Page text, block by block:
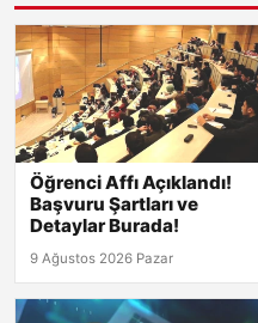
Öğrenci Affı Açıklandı!
Başvuru Şartları ve
Detaylar Burada!
9 Ağustos 2026 Pazar